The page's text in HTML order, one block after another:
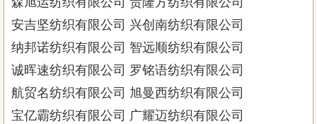
安吉坚纺织有限公司 兴创南纺织有限公司
纳邦诺纺织有限公司 智远顺纺织有限公司
诚晖速纺织有限公司 罗铭语纺织有限公司
航贸名纺织有限公司 旭曼西纺织有限公司
宝亿霸纺织有限公司 广耀迈纺织有限公司